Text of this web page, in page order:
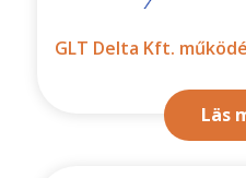
GLT Delta Kft.
Läs